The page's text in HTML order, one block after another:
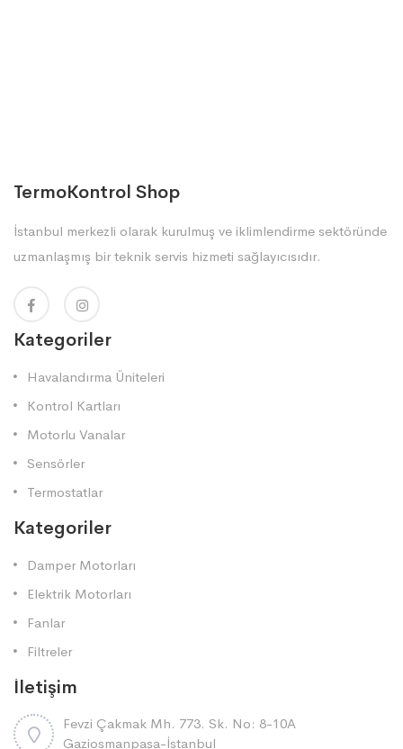
TermoKontrol Shop
İstanbul merkezli olarak kurulmuş ve iklimlendirme sektöründe
uzmanlaşmış bir teknik servis hizmeti sağlayıcısıdır.
Kategoriler
Havalandırma Üniteleri
Kontrol Kartları
Motorlu Vanalar
Sensörler
Termostatlar
Kategoriler
Damper Motorları
Elektrik Motorları
Fanlar
Filtreler
İletişim
Fevzi Çakmak Mh. 773. Sk. No: 8-10A
Gaziosmanpaşa-İstanbul